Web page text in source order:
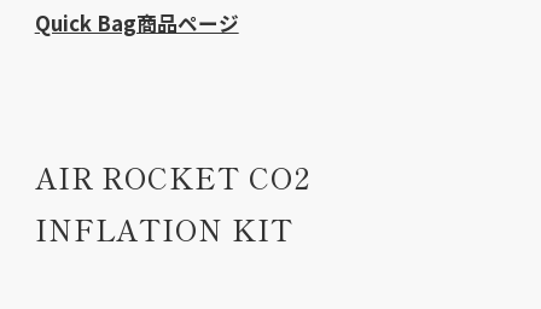
Quick Bag商品ページ
AIR ROCKET CO2
INFLATION KIT